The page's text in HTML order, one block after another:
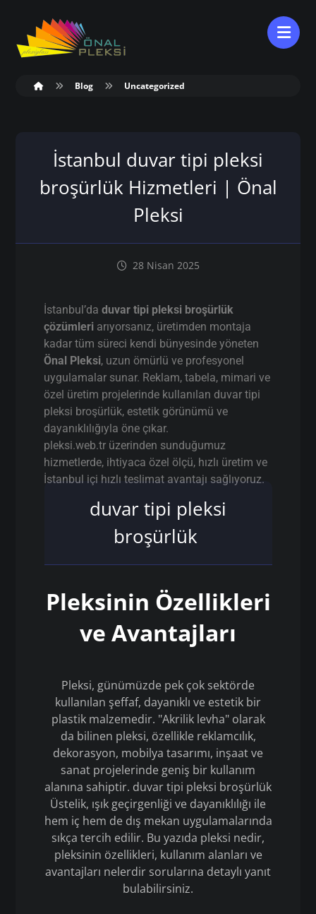
Blog Uncategorized
İstanbul duvar tipi pleksi
broşürlük Hizmetleri | Önal
Pleksi
28 Nisan 2025
İstanbul’daduvar tipi pleksi broşürlük
çözümleri arıyorsanız, üretimden montaja
kadar tüm süreci kendi bünyesinde yöneten
Önal Pleksi, uzun ömürlü ve profesyonel
uygulamalar sunar. Reklam, tabela, mimari ve
özel üretim projelerinde kullanılan duvar tipi
pleksi broşürlük, estetik görünümü ve
dayanıklılığıyla öne çıkar.
pleksi.web.tr üzerinden sunduğumuz
hizmetlerde, ihtiyaca özel ölçü, hızlı üretim ve
İstanbul içi hızlı teslimat avantajı sağlıyoruz.
duvar tipi pleksi
broşürlük
Pleksinin Özellikleri
ve Avantajları
Pleksi, günümüzde pek çok sektörde
kullanılan şeffaf, dayanıklı ve estetik bir
plastik malzemedir. "Akrilik levha" olarak
da bilinen pleksi, özellikle reklamcılık,
dekorasyon, mobilya tasarımı, inşaat ve
sanat projelerinde geniş bir kullanım
alanına sahiptir. duvar tipi pleksi broşürlük
Üstelik, ışık geçirgenliği ve dayanıklılığı ile
hem iç hem de dış mekan uygulamalarında
sıkça tercih edilir. Bu yazıda pleksi nedir,
pleksinin özellikleri, kullanım alanları ve
avantajları nelerdir sorularına detaylı yanıt
bulabilirsiniz.